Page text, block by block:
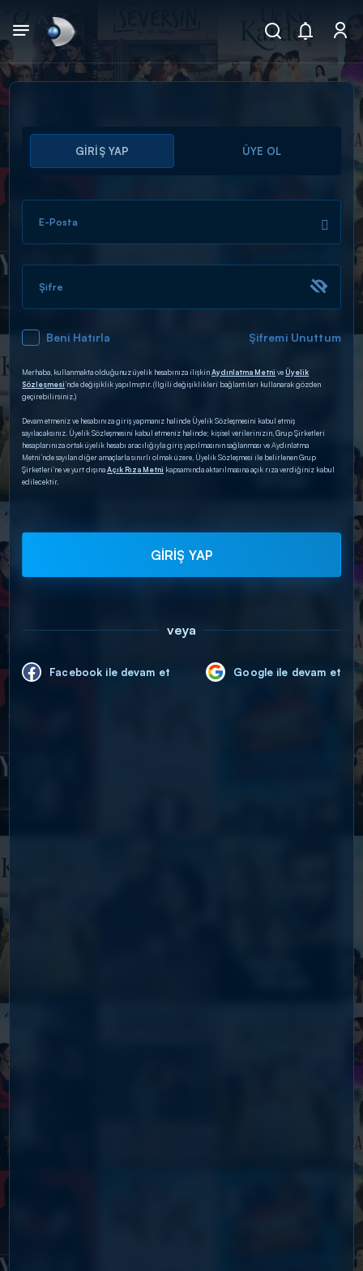
Arama
ARAMA SONUÇLARI
DİĞER SONUÇLAR
GİRİŞ YAP ÜYE OL
E-Posta
Şifre
Beni Hatırla Şifremi Unuttum
Merhaba, kullanmakta olduğunuz üyelik hesabınıza ilişkinAydınlatma Metni veÜyelik
Sözleşmesi’nde değişiklik yapılmıştır. (İlgili değişiklikleri bağlantıları kullanarak gözden
geçirebilirsiniz.)
Devam etmeniz ve hesabınıza giriş yapmanız halinde Üyelik Sözleşmesini kabul etmiş
sayılacaksınız. Üyelik Sözleşmesini kabul etmeniz halinde; kişisel verilerinizin, Grup Şirketleri
hesaplarınıza ortak üyelik hesabı aracılığıyla giriş yapılmasının sağlanması ve Aydınlatma
Metni’nde sayılan diğer amaçlarla sınırlı olmak üzere, Üyelik Sözleşmesi ile belirlenen Grup
Şirketleri’ne ve yurt dışınaAçık Rıza Metni kapsamında aktarılmasına açık rıza verdiğiniz kabul
edilecektir.
GİRİŞ YAP
veya
Facebook ile devam et Google ile devam et